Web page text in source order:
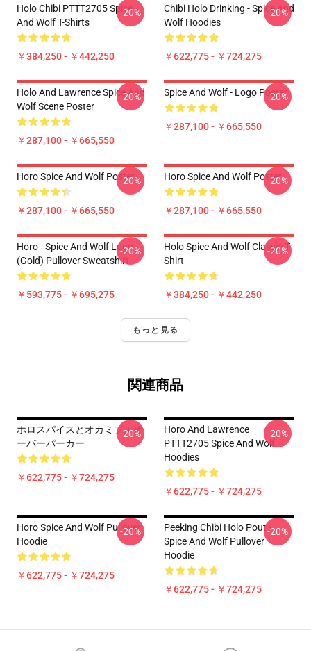
Holo Chibi PTTT2705 Spice
And Wolf T-Shirts
￥384,250 - ￥442,250
-20%
Chibi Holo Drinking - Spice And
Wolf Hoodies
￥622,775 - ￥724,275
-20%
Holo And Lawrence Spice And
Wolf Scene Poster
￥287,100 - ￥665,550
-20% Spice And Wolf - Logo Poster
￥287,100 - ￥665,550
-20%
Horo Spice And Wolf Poster
￥287,100 - ￥665,550
-20% Horo Spice And Wolf Poster
￥287,100 - ￥665,550
-20%
Horo - Spice And Wolf Logo
(Gold) Pullover Sweatshirt
￥593,775 - ￥695,275
-20%
Holo Spice And Wolf Classic T-
Shirt
￥384,250 - ￥442,250
-20%
もっと見る
関連商品
ホロスパイスとオカミプルオ
ーバーパーカー
￥622,775 - ￥724,275
-20%
Horo And Lawrence
PTTT2705 Spice And Wolf
Hoodies
￥622,775 - ￥724,275
-20%
Horo Spice And Wolf Pullover
Hoodie
￥622,775 - ￥724,275
-20%
Peeking Chibi Holo Pout -
Spice And Wolf Pullover
Hoodie
￥622,775 - ￥724,275
-20%